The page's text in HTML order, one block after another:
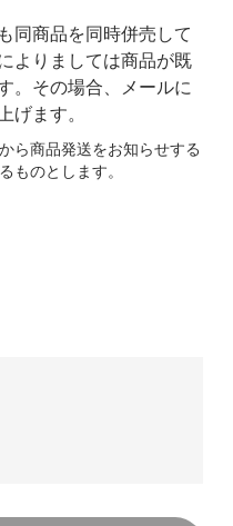
同商品を同時併売して
よりましては商品が既
。その場合、メールに
げます。
ら商品発送をお知らせする
ものとします。